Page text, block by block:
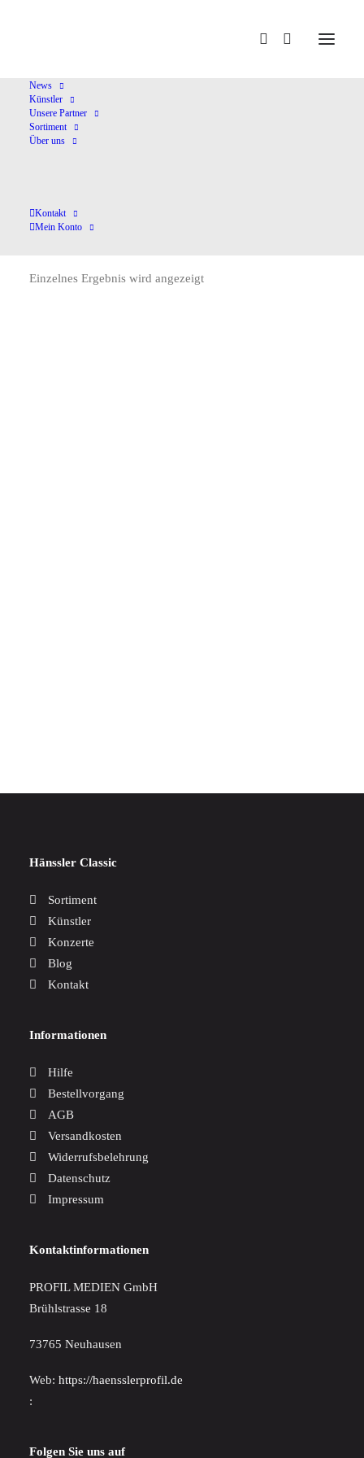
News
Künstler
Unsere Partner
Sortiment
Über uns
Kontakt
Mein Konto
Balakirev,M.A.
Einzelnes Ergebnis wird angezeigt
Hänssler Classic
Sortiment
Künstler
Konzerte
Blog
Kontakt
Informationen
Hilfe
Bestellvorgang
AGB
Versandkosten
Widerrufsbelehrung
Datenschutz
Impressum
Kontaktinformationen
PROFIL MEDIEN GmbH
Brühlstrasse 18
73765 Neuhausen
Web: https://haensslerprofil.de
:
Folgen Sie uns auf